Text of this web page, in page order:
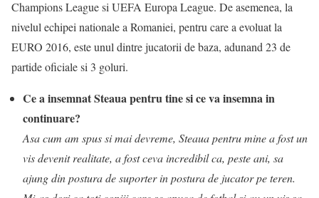
Champions League si UEFA Europa League. De asemenea, la
nivelul echipei nationale a Romaniei, pentru care a evoluat la
EURO 2016, este unul dintre jucatorii de baza, adunand 23 de
partide oficiale si 3 goluri.
Ce a insemnat Steaua pentru tine si ce va insemna in
continuare?
Asa cum am spus si mai devreme, Steaua pentru mine a fost un
vis devenit realitate, a fost ceva incredibil ca, peste ani, sa
ajung din postura de suporter in postura de jucator pe teren.